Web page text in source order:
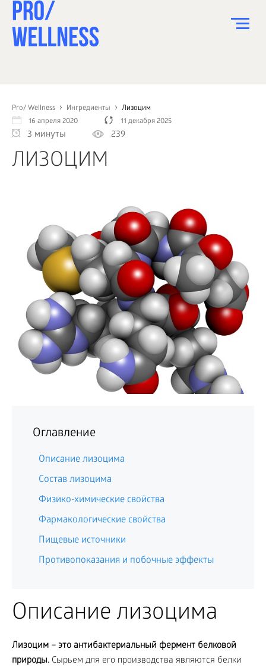
Pro/ Wellness Ингредиенты
Лизоцим
16 апреля 2020
11 декабря 2025
3 минуты 239
ЛИЗОЦИМ
Оглавление
Описание лизоцима
Состав лизоцима
Физико-химические свойства
Фармакологические свойства
Пищевые источники
Противопоказания и побочные эффекты
Описание лизоцима
Лизоцим – это антибактериальный фермент белковой
природы. Сырьем для его производства являются белки
СПОРТ
ЗДОРОВЬЕ
КРАСОТА
КАК?
БИЗНЕС